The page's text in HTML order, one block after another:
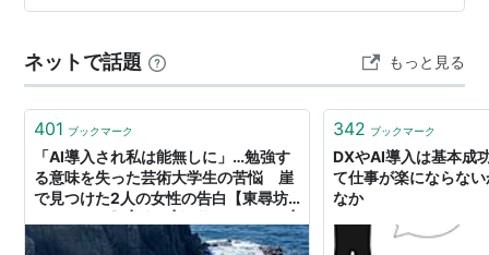
る。 導入前に押さえる5点 まず仕事用アカウントの
イルを横断したい利用者だけ…
ネットで話題 もっと見る
401 ブックマーク
「AI導入され私は能無しに」…勉強す
る意味を失った芸術大学生の苦悩 崖
で見つけた2人の女性の告白【東尋坊
福井新聞ONLINE
342 ブックマーク
DXやAI導入は基本成
て仕事が楽にならな
なか